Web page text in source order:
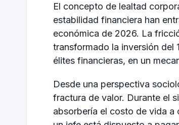
El concepto de lealtad
estabilidad financiera han
económica de 2026. La
transformado la inversión del
élites financieras, en un
Desde una perspectiva
fractura de valor. Durante el
absorbería el costo de vida a